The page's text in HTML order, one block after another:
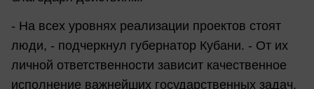
- На всех уровнях реализации проектов стоят
люди, - подчеркнул губернатор Кубани. - От их
личной ответственности зависит качественное
исполнение важнейших государственных задач.